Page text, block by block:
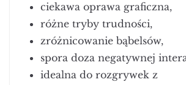
ciekawa oprawa graficzna,
różne tryby trudności,
zróżnicowanie bąbelsów,
spora doza negatywnej
idealna do rozgrywek z